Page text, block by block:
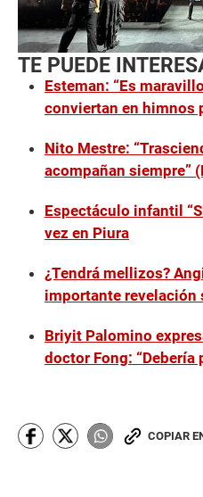
TE PUEDE
Esteman: “Es
conviertan en himnos
Nito Mestre:
acompañan siempre”
Espectáculo infantil
vez en Piura
¿Tendrá mellizos?
importante revelación
Briyit Palomino
doctor Fong:
COPIAR